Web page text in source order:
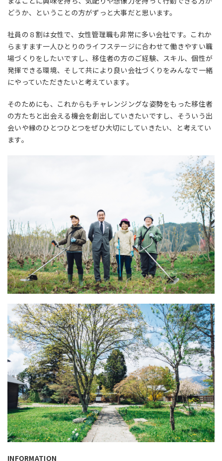
どうか、ということの方がずっと大事だと思います。
社員の８割は女性で、女性管理職も非常に多い会社です。これか
らますます一人ひとりのライフステージに合わせて働きやすい職
場づくりをしたいですし、移住者の方のご経験、スキル、個性が
発揮できる環境、そして共により良い会社づくりをみんなで一緒
にやっていただきたいと考えています。
そのためにも、これからもチャレンジングな姿勢をもった移住者
の方たちと出会える機会を創出していきたいですし、そういう出
会いや縁のひとつひとつをぜひ大切にしていきたい、と考えてい
ます。
INFORMATION